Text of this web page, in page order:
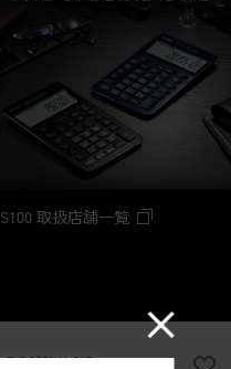
S100 取扱店舗一覧
THE SPECIAL ONE